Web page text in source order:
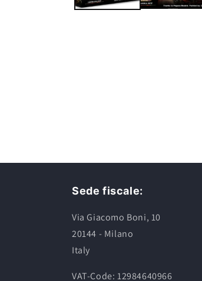
Sede fiscale:
Via Giacomo Boni, 10
20144 - Milano
Italy
VAT-Code: 12984640966